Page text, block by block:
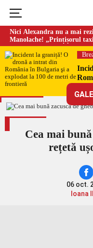
Nici Alexandra nu a mai
Manolache! „Prințișorul
doi ani de căsnicie
de
Cea mai
rețetă
06 oct.
Ioana